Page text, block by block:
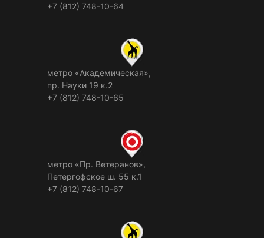
+7 (812) 748-10-64
метро «Академическая»,
пр. Науки 19 к.2
+7 (812) 748-10-65
метро «Пр. Ветеранов»,
Петергофское ш. 55 к.1
+7 (812) 748-10-67